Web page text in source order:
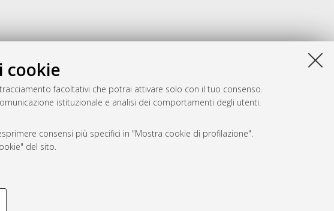
cookie
facoltativi che potrai attivare solo con il tuo consenso.
istituzionale e analisi dei comportamenti degli utenti.
consensi più specifici in "Mostra cookie di profilazione".
del sito.
- NECESSARI